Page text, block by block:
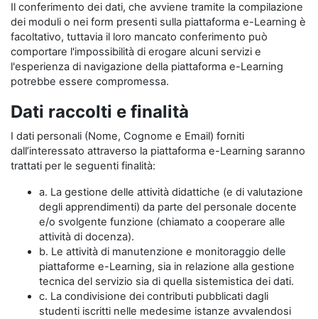
Il conferimento dei dati, che avviene tramite la compilazione
dei moduli o nei form presenti sulla piattaforma e-Learning è
facoltativo, tuttavia il loro mancato conferimento può
comportare l'impossibilità di erogare alcuni servizi e
l'esperienza di navigazione della piattaforma e-Learning
potrebbe essere compromessa.
Dati raccolti e finalità
I dati personali (Nome, Cognome e Email) forniti
dall’interessato attraverso la piattaforma e-Learning saranno
trattati per le seguenti finalità:
a. La gestione delle attività didattiche (e di valutazione
degli apprendimenti) da parte del personale docente
e/o svolgente funzione (chiamato a cooperare alle
attività di docenza).
b. Le attività di manutenzione e monitoraggio delle
piattaforme e-Learning, sia in relazione alla gestione
tecnica del servizio sia di quella sistemistica dei dati.
c. La condivisione dei contributi pubblicati dagli
studenti iscritti nelle medesime istanze avvalendosi